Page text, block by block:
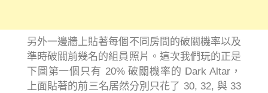
另外一邊牆上貼著每個不同房間的破關機率以及
準時破關前幾名的組員照片。這次我們玩的正是
下圖第一個只有 20% 破關機率的 Dark Altar，
上面貼著的前三名居然分別只花了 30, 32, 與 33